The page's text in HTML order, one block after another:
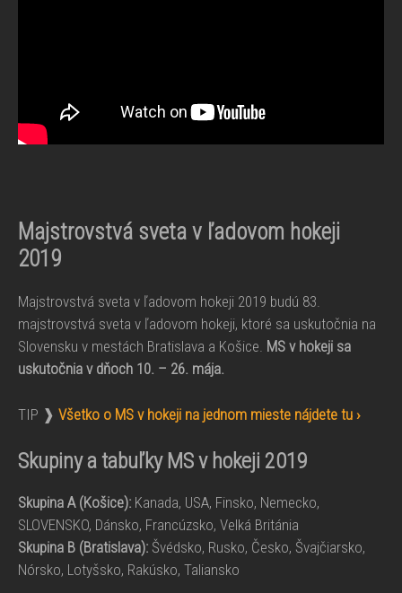
Majstrovstvá sveta v ľadovom hokeji
2019
Majstrovstvá sveta v ľadovom hokeji 2019 budú 83.
majstrovstvá sveta v ľadovom hokeji, ktoré sa uskutočnia na
Slovensku v mestách Bratislava a Košice. MS v hokeji sa
uskutočnia v dňoch 10. – 26. mája.
TIP ❱ Všetko o MS v hokeji na jednom mieste nájdete tu ›
Skupiny a tabuľky MS v hokeji 2019
Skupina A (Košice): Kanada, USA, Finsko, Nemecko,
SLOVENSKO, Dánsko, Francúzsko, Velká Británia
Skupina B (Bratislava): Švédsko, Rusko, Česko, Švajčiarsko,
Nórsko, Lotyšsko, Rakúsko, Taliansko